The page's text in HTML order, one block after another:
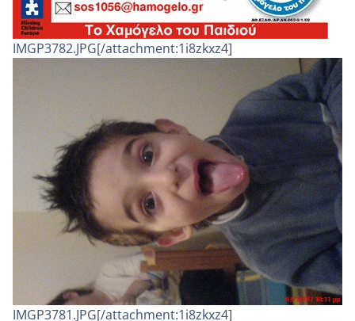
IMGP3782.JPG[/attachment:1i8zkxz4]
IMGP3781.JPG[/attachment:1i8zkxz4]